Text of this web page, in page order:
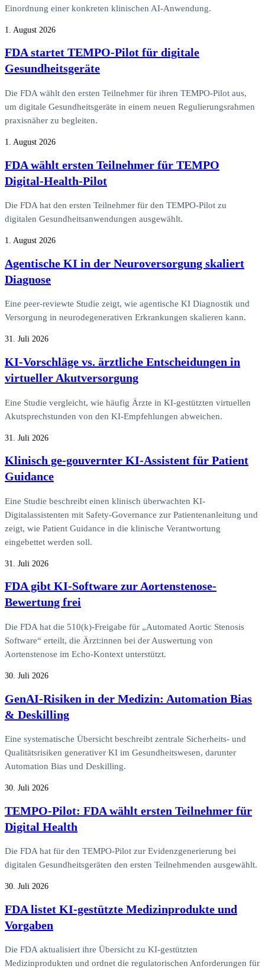
Einordnung einer konkreten klinischen AI-Anwendung.
1. August 2026
FDA startet TEMPO-Pilot für digitale
Gesundheitsgeräte
Die FDA wählt den ersten Teilnehmer für ihren TEMPO-Pilot aus,
um digitale Gesundheitsgeräte in einem neuen Regulierungsrahmen
praxisnäher zu begleiten.
1. August 2026
FDA wählt ersten Teilnehmer für TEMPO
Digital-Health-Pilot
Die FDA hat den ersten Teilnehmer für den TEMPO-Pilot zu
digitalen Gesundheitsanwendungen ausgewählt.
1. August 2026
Agentische KI in der Neuroversorgung skaliert
Diagnose
Eine peer-reviewte Studie zeigt, wie agentische KI Diagnostik und
Versorgung in neurodegenerativen Erkrankungen skalieren kann.
31. Juli 2026
KI-Vorschläge vs. ärztliche Entscheidungen in
virtueller Akutversorgung
Eine Studie vergleicht, wie häufig Ärzte in KI-gestützten virtuellen
Akutsprechstunden von den KI-Empfehlungen abweichen.
31. Juli 2026
Klinisch ge-gouvernter KI-Assistent für Patient
Guidance
Eine Studie beschreibt einen klinisch überwachten KI-
Digitalassistenten mit Safety-Governance zur Patientenanleitung und
zeigt, wie Patient Guidance in die klinische Verantwortung
eingebettet werden soll.
31. Juli 2026
FDA gibt KI-Software zur Aortenstenose-
Bewertung frei
Die FDA hat die 510(k)-Freigabe für „Automated Aortic Stenosis
Software“ erteilt, die Ärzt:innen bei der Auswertung von
Aortenstenose im Echo-Kontext unterstützt.
30. Juli 2026
GenAI-Risiken in der Medizin: Automation Bias
& Deskilling
Eine systematische Übersicht beschreibt zentrale Sicherheits- und
Qualitätsrisiken generativer KI im Gesundheitswesen, darunter
Automation Bias und Deskilling.
30. Juli 2026
TEMPO-Pilot: FDA wählt ersten Teilnehmer für
Digital Health
Die FDA hat für den TEMPO-Pilot zur Evidenzgenerierung bei
digitalen Gesundheitsgeräten den ersten Teilnehmenden ausgewählt.
30. Juli 2026
FDA listet KI-gestützte Medizinprodukte und
Vorgaben
Die FDA aktualisiert ihre Übersicht zu KI-gestützten
Medizinprodukten und ordnet die regulatorischen Anforderungen für